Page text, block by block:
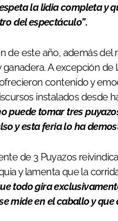
la lidia completa y
del espectáculo”.
de este año, además
ganadera. A excepción de
contenido y
instalados desde
puede tomar tres
y esta feria lo ha
de 3 Puyazos
y lamenta que la
todo gira
mide en el caballo y